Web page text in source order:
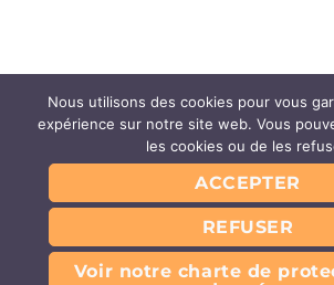
Glossaire
FAQ
Partenaires
Contact
Conditions Générales
Conditions Générales des
Charte de protection des
Nous utilisons des cookies pour vous
expérience sur notre site web. Vous
les cookies ou de les
ACCEPTER
REFUSER
Voir notre charte de